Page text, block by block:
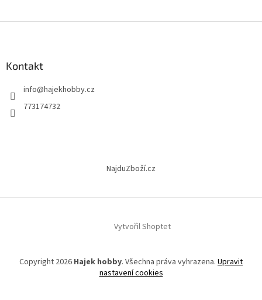
Kontakt
info@hajekhobby.cz
773174732
NajduZboží.cz
Vytvořil Shoptet
Copyright 2026 Hajek hobby. Všechna práva vyhrazena. Upravit
nastavení cookies